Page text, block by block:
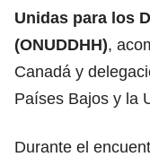
Unidas para los
(ONUDDHH),
Canadá y
Países Bajos y la
Durante el